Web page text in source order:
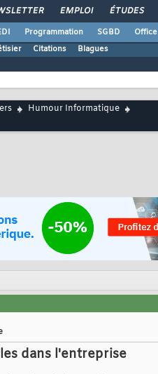
EMPLOI ÉTUDES
Programmation SGBD Office
Citations Blagues
Humour Informatique
dans l'entreprise